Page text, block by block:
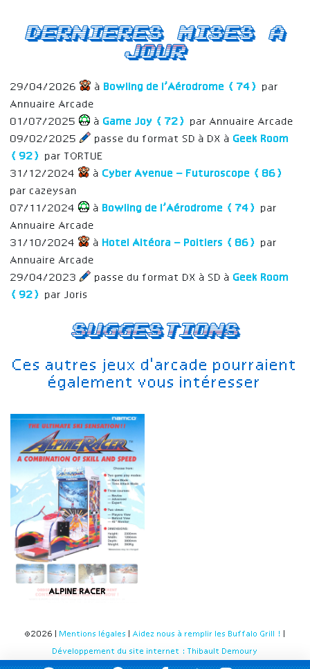
Suggestions
Ces autres jeux d'arcade pourraient
également vous intéresser
ALPINE RACER
Dernieres mises a
jour
29/04/2026 à Bowling de l’Aérodrome (74)
par
Annuaire Arcade
01/07/2025
à Game Joy (72)
par Annuaire Arcade
09/02/2025
passe du format SD à DX à Geek Room
(92)
par TORTUE
31/12/2024
à Cyber Avenue – Futuroscope (86)
par cazeysan
07/11/2024
à Bowling de l’Aérodrome (74)
par
Annuaire Arcade
31/10/2024
à Hotel Altéora – Poitiers (86)
par
Annuaire Arcade
29/04/2023
passe du format DX à SD à Geek Room
(92)
par Joris
©2026 | Mentions légales Aidez nous à remplir les Buffalo Grill !
Développement du site internet : Thibault Demoury